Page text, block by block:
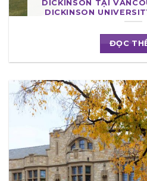
DICKINSON TẠI
DICKINSON
ĐỌC